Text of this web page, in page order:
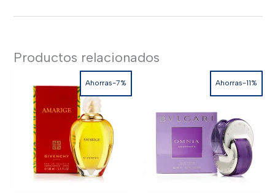
Productos relacionados
Ahorras-7% Ahorras-11%